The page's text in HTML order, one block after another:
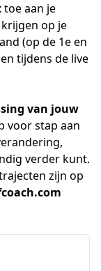
toe aan je
op je
(op de 1e en
tijdens de live
van jouw
voor stap aan
verder kunt.
zijn op